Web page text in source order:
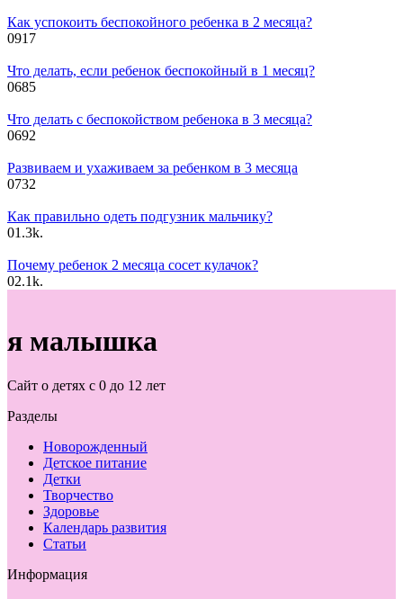
Как успокоить беспокойного ребенка в 2 месяца?
0917
Что делать, если ребенок беспокойный в 1 месяц?
0685
Что делать с беспокойством ребенока в 3 месяца?
0692
Развиваем и ухаживаем за ребенком в 3 месяца
0732
Как правильно одеть подгузник мальчику?
01.3k.
Почему ребенок 2 месяца сосет кулачок?
02.1k.
я малышка
Сайт о детях с 0 до 12 лет
Разделы
Новорожденный
Детское питание
Детки
Творчество
Здоровье
Календарь развития
Статьи
Информация